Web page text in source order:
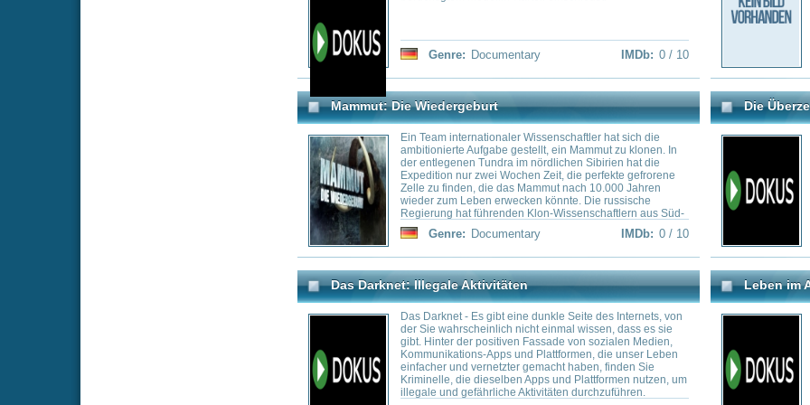
unterwegs nicht antauen, kann die Suche nach der DNA
beginnen, die nötig ist, um das Mammut der Eiszeit wieder
auferstehen zu lassen.
die Vergangenheit und Zukunft
Das Darknet: Illegale Aktivitäten
Das Darknet - Es gibt eine dunkle Seite des Internets, von
gibt. Hinter der positiven Fassade von sozialen Medien,
Kommunikations-Apps und Plattformen, die unser Leben
einfacher und vernetzter gemacht haben, finden Sie
Kriminelle, die dieselben Apps und Plattformen nutzen, um
illegale und gefährliche Aktivitäten durchzuführen.
Genre: Documentary IMDb:0 / 10
Können wir wirklich die
vielleicht sogar schon besucht?
Sichtungen? Harald Lesch
Super Size Me
Einen Monat lang nur bei McDonald's essen:
Cheeseburger, Pommes frites, Cola, Big Macs oder
Apfeltaschen. Traum oder Albtraum? Diese Frage wollte
der Amerikaner Morgan Spurlock in einem filmischen
wie ein Leben im Schlaraffenland klingt, endete für den
Amerikaner äußerst unangenehm: Spurlock nahm in 30
Tagen 12 Kilogramm zu und bekam gesundheitliche
Probleme...
Genre: Comedy,Documentary IMDb: